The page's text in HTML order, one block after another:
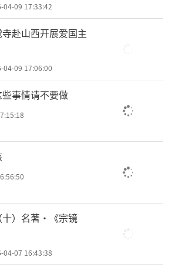
一境性”，心里只有一个专一的
干净得不得了。
有缝隙，连“离开”的念头都没
起，达到“专注
”。
04-09 17:33:42
赴山西开展爱国主
04-09 17:06:00
事情请不要做
十）名著·《宗镜
04-07 16:43:38